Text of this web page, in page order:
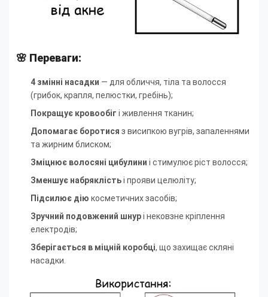
🌸 Переваги:
4 змінні насадки — для обличчя, тіла та волосся
(грибок, крапля, пелюстки, гребінь);
Покращує кровообіг і живлення тканин;
Допомагає боротися з висипкою вугрів, запаленнями
та жирним блиском;
Зміцнює волосяні цибулини і стимулює ріст волосся;
Зменшує набряклістьі прояви целюліту;
Підсилює дію косметичних засобів;
Зручний подовжений шнурі нековзне кріплення
електродів;
Зберігається в міцній коробці, що захищає скляні
насадки.